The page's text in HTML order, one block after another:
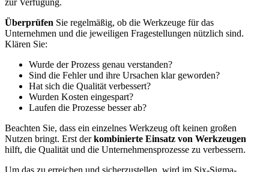
zur Verfügung.
Überprüfen Sie regelmäßig, ob die Werkzeuge für das
Unternehmen und die jeweiligen Fragestellungen nützlich sind.
Klären Sie:
Wurde der Prozess genau verstanden?
Sind die Fehler und ihre Ursachen klar geworden?
Hat sich die Qualität verbessert?
Wurden Kosten eingespart?
Laufen die Prozesse besser ab?
Beachten Sie, dass ein einzelnes Werkzeug oft keinen großen
Nutzen bringt. Erst derkombinierte Einsatz von Werkzeugen
hilft, die Qualität und die Unternehmensprozesse zu verbessern.